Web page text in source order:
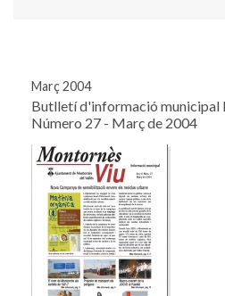
Març 2004
Butlletí d'informació municipal
Número 27 - Març de 2004